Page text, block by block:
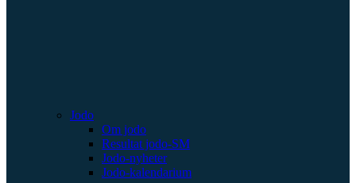
Jodo
Om jodo
Resultat jodo-SM
Jodo-nyheter
Jodo-kalendarium